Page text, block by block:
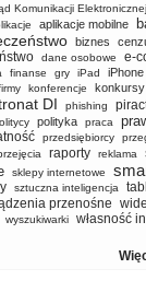
Komunikacji Elektronicznej
aplikacje mobilne
biznes
dane osobowe e-
finanse gry iPad iPhone
konferencje konkursy
DI phishing
polityka praca
przedsiębiorcy
raporty reklama
sklepy internetowe
sztuczna inteligencja
przenośne
wyszukiwarki własność